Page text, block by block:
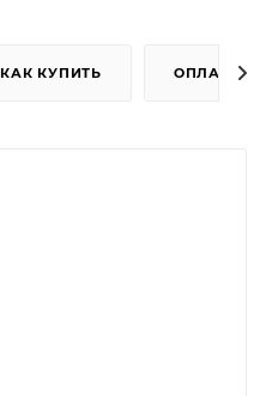
КАК КУПИТЬ ОПЛАТА